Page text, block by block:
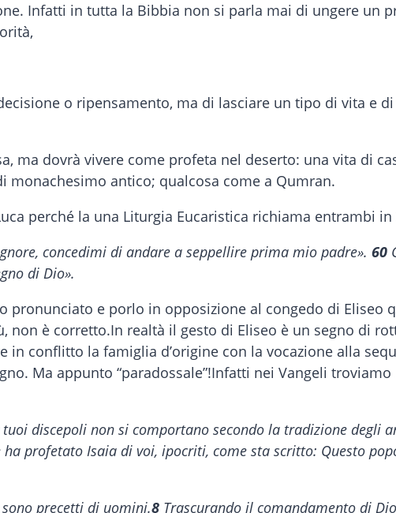
Infatti in tutta la Bibbia non si parla mai di ungere un
o ripensamento, ma di lasciare un tipo di vita e
ma dovrà vivere come profeta nel deserto: una vita di
monachesimo antico; qualcosa come a Qumran.
perché la una Liturgia Eucaristica richiama entrambi in
concedimi di andare a seppellire prima mio padre». 60
di Dio».
pronunciato e porlo in opposizione al congedo di Eliseo
non è corretto.In realtà il gesto di Eliseo è un segno di
conflitto la famiglia d’origine con la vocazione alla
Ma appunto “paradossale”!Infatti nei Vangeli
discepoli non si comportano secondo la tradizione degli
ha profetato Isaia di voi, ipocriti, come sta scritto: Questo
precetti di uomini.8 Trascurando il comandamento di